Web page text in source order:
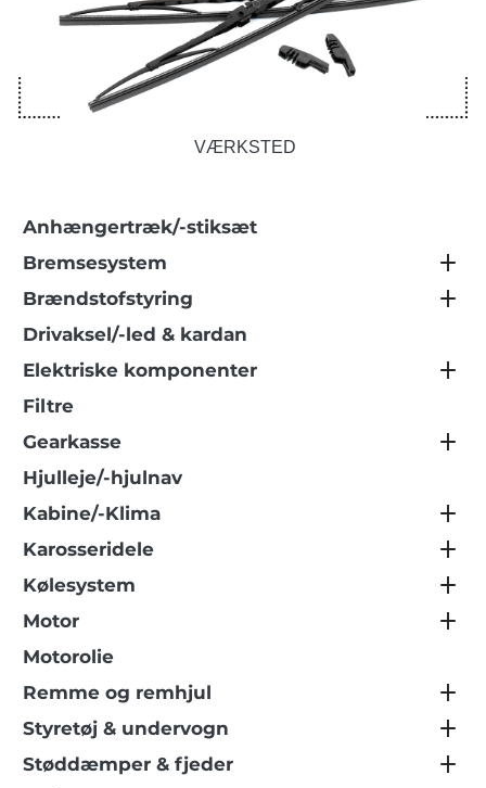
VÆRKSTED
Anhængertræk/-stiksæt
Bremsesystem
Brændstofstyring
Drivaksel/-led & kardan
Elektriske komponenter
Filtre
Gearkasse
Hjulleje/-hjulnav
Kabine/-Klima
Karosseridele
Kølesystem
Motor
Motorolie
Remme og remhjul
Styretøj & undervogn
Støddæmper & fjeder